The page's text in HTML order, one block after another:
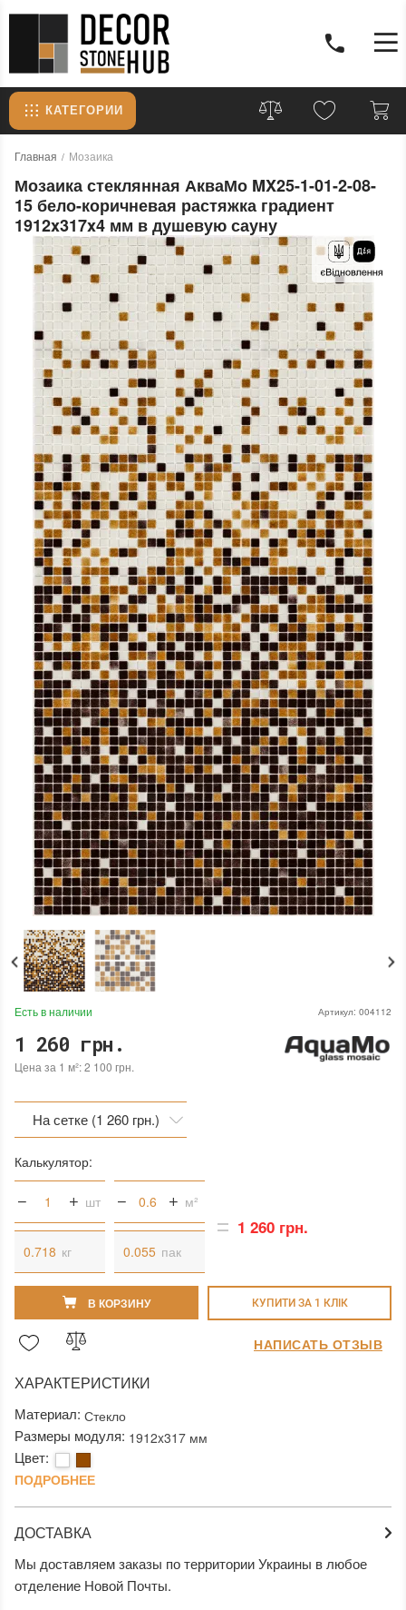
КАТЕГОРИИ
Главная Мозаика
Мозаика стеклянная АкваМо MX25-1-01-2-08-
15 бело-коричневая растяжка градиент
1912x317x4 мм в душевую сауну
Артикул: 004112
Есть в наличии
1 260 грн.
Цена за 1 м²: 2 100 грн.
На сетке (1 260 грн.)
На бумаге (1 260 грн.)
Калькулятор:
шт м²
кг пак
1 260 грн.
В КОРЗИНУ КУПИТИ ЗА 1 КЛIК
ХАРАКТЕРИСТИКИ
Материал: Стекло
Размеры модуля: 1912x317 мм
Цвет:
ПОДРОБНЕЕ
ДОСТАВКА
Мы доставляем заказы по территории Украины в любое
отделение Новой Почты.
НАПИСАТЬ ОТЗЫВ